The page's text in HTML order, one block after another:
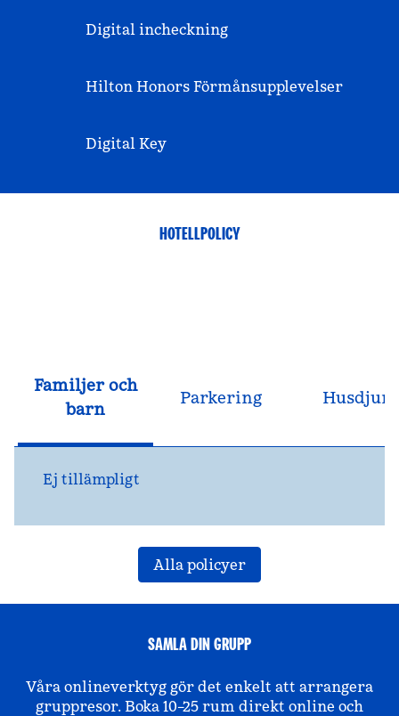
Digital incheckning
Hilton Honors Förmånsupplevelser
Digital Key
HOTELLPOLICY
Familjer och
barn
Parkering Husdjur
Ej tillämpligt
Alla policyer
SAMLA DIN GRUPP
Våra onlineverktyg gör det enkelt att arrangera
gruppresor. Boka 10–25 rum direkt online och